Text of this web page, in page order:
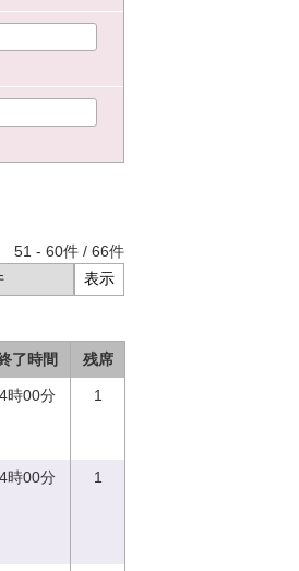
51 - 60件 / 66件
了時間 残席
時00分 1
時00分 1